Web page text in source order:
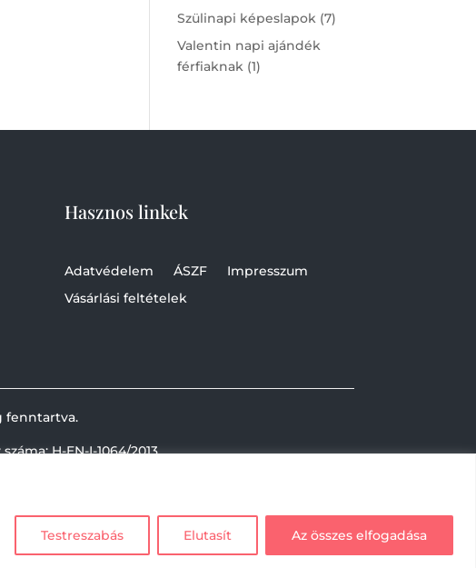
Testreszabás Elutasít Az összes elfogadása
products
Szülinapi képeslapok 77
Valentin napi ajándék
férfiaknak 11
Hasznos linkek
Adatvédelem ÁSZF
Impresszum
Vásárlási feltételek
fenntartva.
H-EN-I-1064/2013